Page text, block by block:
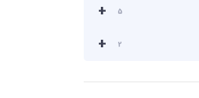
+ 5
+ 2